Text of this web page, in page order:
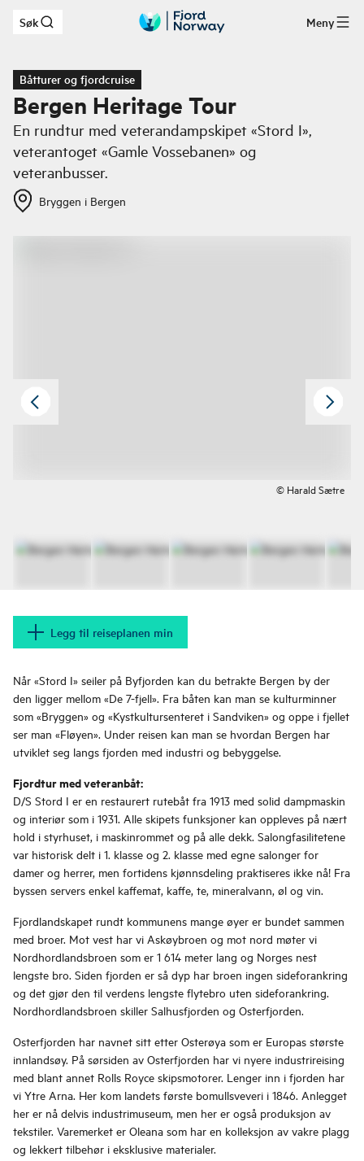
Hopp til hovedinnhold
Søk Meny
Båtturer og fjordcruise
Bergen Heritage Tour
En rundtur med veterandampskipet «Stord I»,
veterantoget «Gamle Vossebanen» og
veteranbusser.
Bryggen i Bergen
© Harald Sætre
Legg til reiseplanen min
Når «Stord I» seiler på Byfjorden kan du betrakte Bergen by der
den ligger mellom «De 7-fjell». Fra båten kan man se kulturminner
som «Bryggen» og «Kystkultursenteret i Sandviken» og oppe i fjellet
ser man «Fløyen». Under reisen kan man se hvordan Bergen har
utviklet seg langs fjorden med industri og bebyggelse.
Fjordtur med veteranbåt:
D/S Stord I er en restaurert rutebåt fra 1913 med solid dampmaskin
og interiør som i 1931. Alle skipets funksjoner kan oppleves på nært
hold i styrhuset, i maskinrommet og på alle dekk. Salongfasilitetene
var historisk delt i 1. klasse og 2. klasse med egne salonger for
damer og herrer, men fortidens kjønnsdeling praktiseres ikke nå! Fra
byssen servers enkel kaffemat, kaffe, te, mineralvann, øl og vin.
Fjordlandskapet rundt kommunens mange øyer er bundet sammen
med broer. Mot vest har vi Askøybroen og mot nord møter vi
Nordhordlandsbroen som er 1 614 meter lang og Norges nest
lengste bro. Siden fjorden er så dyp har broen ingen sideforankring
og det gjør den til verdens lengste flytebro uten sideforankring.
Nordhordlandsbroen skiller Salhusfjorden og Osterfjorden.
Osterfjorden har navnet sitt etter Osterøya som er Europas største
innlandsøy. På sørsiden av Osterfjorden har vi nyere industrireising
med blant annet Rolls Royce skipsmotorer. Lenger inn i fjorden har
vi Ytre Arna. Her kom landets første bomullsveveri i 1846. Anlegget
her er nå delvis industrimuseum, men her er også produksjon av
tekstiler. Varemerket er Oleana som har en kolleksjon av vakre plagg
og lekkert tilbehør i eksklusive materialer.